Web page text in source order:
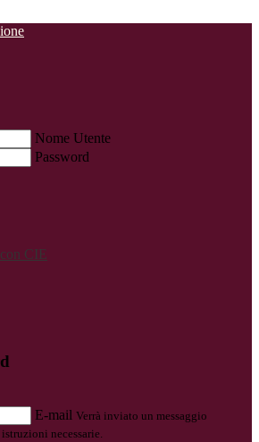
Nome Utente
Password
CIE
E-mail Verrà inviato un messaggio
necessarie.